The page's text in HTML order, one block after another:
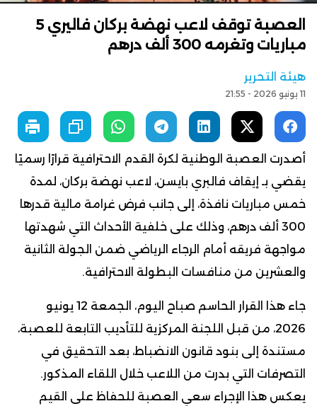
العصبة توقف لاعب نهضة بركان فاليري 5
مباريات وتغرمه 300 ألف درهم
هيئة التحرير
11 يونيو 2026 - 21:55
أصدرت العصبة الوطنية لكرة القدم الاحترافية قرارًا رسميًا
يقضي بـ إيقاف فالبري بايسن، لاعب نهضة بركان، لمدة
خمس مباريات نافذة، إلى جانب فرض غرامة مالية قدرها
300 ألف درهم، وذلك على خلفية الأحداث التي شهدتها
مواجهة فريقه أمام الرجاء الرياضي ضمن الجولة الثانية
والعشرين من منافسات البطولة الاحترافية.
جاء هذا القرار الحاسم صباح اليوم، الجمعة 12 يونيو
2026، من قبل اللجنة المركزية للتأديب التابعة للعصبة،
مستندة إلى بنود قانون الانضباط، بعد التحقيق في
التصرفات التي بدرت من اللاعب خلال اللقاء المذكور.
يعكس هذا الإجراء سعي العصبة للحفاظ على القيم